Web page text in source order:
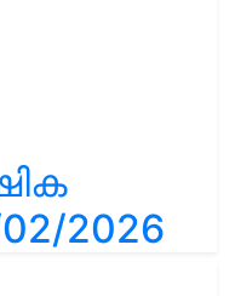
2026